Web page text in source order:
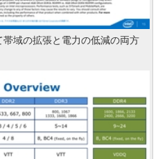
域の拡張と電力の低減の両方